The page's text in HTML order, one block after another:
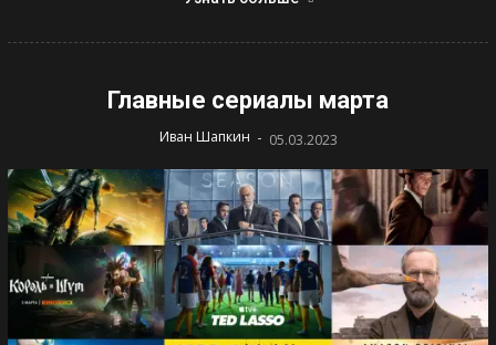
Главные сериалы марта
Иван Шапкин - 05.03.2023